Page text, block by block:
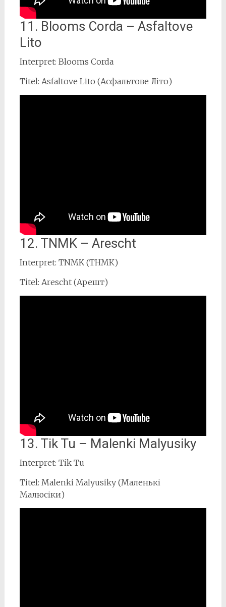
11. Blooms Corda – Asfaltove
Lito
Interpret: Blooms Corda
Titel: Asfaltove Lito (Асфальтове Літо)
12. TNMK – Arescht
Interpret: TNMK (ТНМК)
Titel: Arescht (Арешт)
13. Tik Tu – Malenki Malyusiky
Interpret: Tik Tu
Titel: Malenki Malyusiky (Маленькі
Малюсіки)